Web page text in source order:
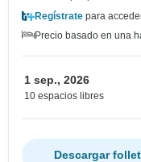
Regístrate para
Precio basado en una
1 sep., 2026
10 espacios libres
Descargar